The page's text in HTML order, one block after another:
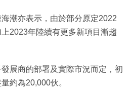
潮亦表示，由於部分原定2022
2023年陸續有更多新項目漸趨
展商的部署及實際市況而定，初
約為20,000伙。